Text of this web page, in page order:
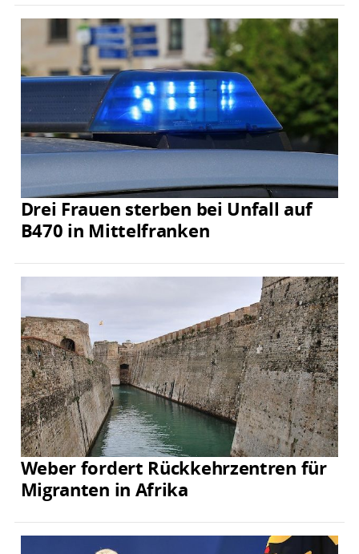
Drei Frauen sterben bei Unfall auf
B470 in Mittelfranken
Weber fordert Rückkehrzentren für
Migranten in Afrika